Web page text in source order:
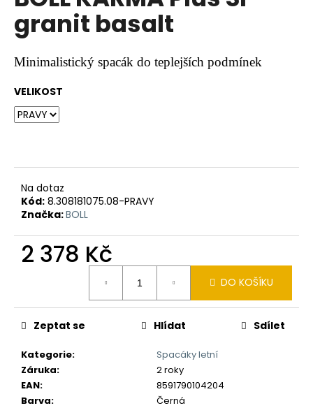
z
5
hvězdiček.
granit basalt
Minimalistický spacák do teplejších podmínek
VELIKOST
Na dotaz
Kód: 8.308181075.08-PRAVY
Značka:BOLL
2 378 Kč
DO KOŠÍKU
Kategorie:
Spacáky letní
Záruka:
2 roky
EAN:
8591790104204
Barva:
Černá
Zeptat se Hlídat Sdílet
a
j
í
t
?
D
o
p
u
e
m
e